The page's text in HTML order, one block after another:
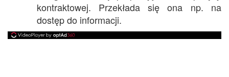
kontraktowej. Przekłada się ona np. na
dostęp do informacji.